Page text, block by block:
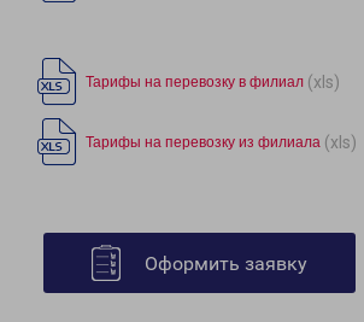
Тарифы на перевозку в филиал (xls)
Тарифы на перевозку из филиала (xls)
Оформить заявку